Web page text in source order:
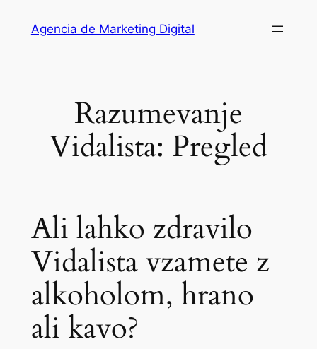
Agencia de Marketing Digital
Razumevanje
Vidalista: Pregled
Ali lahko zdravilo
Vidalista vzamete z
alkoholom, hrano
ali kavo?